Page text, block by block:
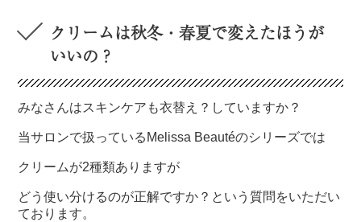
クリームは秋冬・春夏で変えたほうが
いいの？
みなさんはスキンケアも衣替え？していますか？
当サロンで扱っているMelissa Beautéのシリーズでは
クリームが2種類ありますが
どう使い分けるのが正解ですか？という質問をいただい
ております。